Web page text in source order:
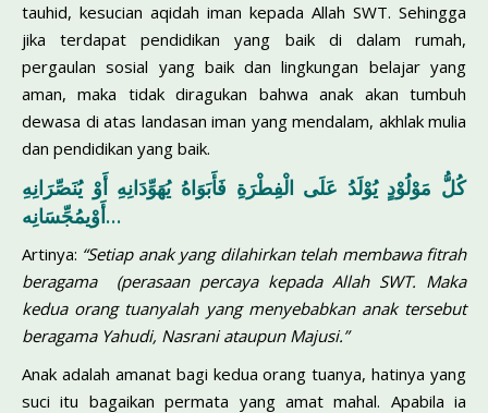
tauhid, kesucian aqidah iman kepada Allah SWT. Sehingga
jika terdapat pendidikan yang baik di dalam rumah,
pergaulan sosial yang baik dan lingkungan belajar yang
aman, maka tidak diragukan bahwa anak akan tumbuh
dewasa di atas landasan iman yang mendalam, akhlak mulia
dan pendidikan yang baik.
كُلُّ مَوْلُوْدٍ يُوْلَدُ عَلَى الْفِطْرَةِ فَأَبَوَاهُ يُهَوِّدَانِهِ أَوْ يُنَصِّرَانِهِ
أَوْيمُجِّسَانِه…
Artinya: “Setiap anak yang dilahirkan telah membawa fitrah
beragama (perasaan percaya kepada Allah SWT. Maka
kedua orang tuanyalah yang menyebabkan anak tersebut
beragama Yahudi, Nasrani ataupun Majusi.”
Anak adalah amanat bagi kedua orang tuanya, hatinya yang
suci itu bagaikan permata yang amat mahal. Apabila ia